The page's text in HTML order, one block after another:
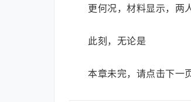
更何况，材料显示，两
此刻，无论是
本章未完，请点击下一